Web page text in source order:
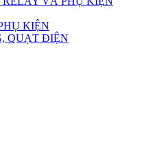
KIỆN
QUẠT ĐIỆN